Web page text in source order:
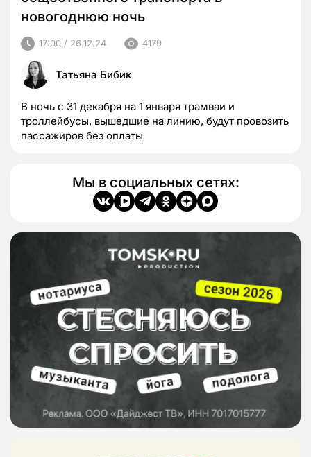
новогоднюю ночь
17:00 / 26.12.24 4179
Татьяна Бибик
В ночь с 31 декабря на 1 января трамваи и
троллейбусы, вышедшие на линию, будут провозить
пассажиров без оплаты
Мы в социальных сетях: